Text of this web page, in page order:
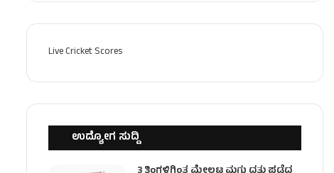
Live Cricket Scores
ಉದ್ಯೋಗ ಸುದ್ದಿ